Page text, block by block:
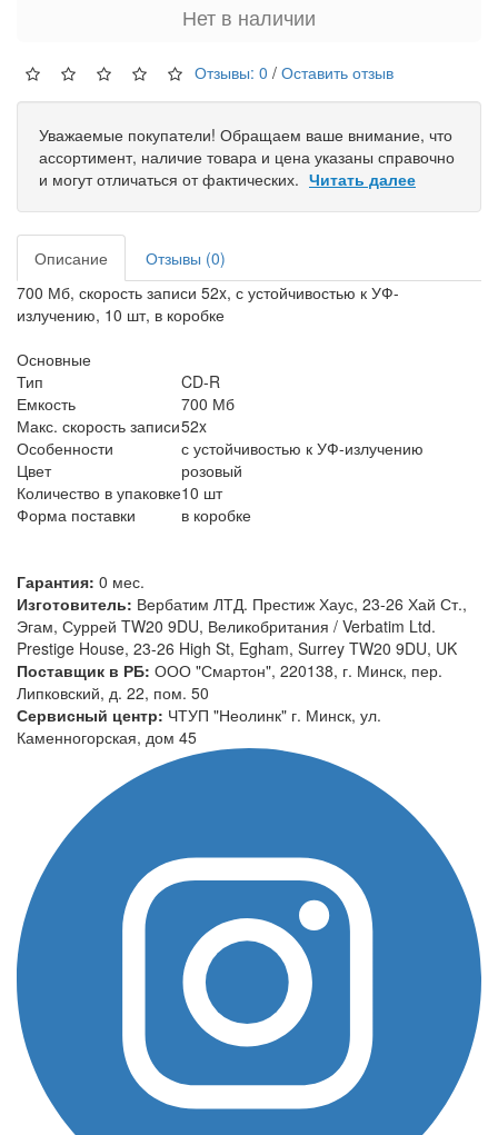
Нет в наличии
Отзывы: 0 / Оставить отзыв
Уважаемые покупатели! Обращаем ваше внимание, что
ассортимент, наличие товара и цена указаны справочно
и могут отличаться от фактических. Читать далее
Описание
Отзывы (0)
700 Мб, скорость записи 52x, с устойчивостью к УФ-
излучению, 10 шт, в коробке
Основные
Тип
CD-R
Емкость
700 Мб
Макс. скорость записи52x
Особенности
с устойчивостью к УФ-излучению
Цвет
розовый
Количество в упаковке10 шт
Форма поставки
в коробке
Гарантия: 0 мес.
Изготовитель: Вербатим ЛТД. Престиж Хаус, 23-26 Хай Ст.,
Эгам, Суррей TW20 9DU, Великобритания / Verbatim Ltd.
Prestige House, 23-26 High St, Egham, Surrey TW20 9DU, UK
Поставщик в РБ: ООО "Смартон", 220138, г. Минск, пер.
Липковский, д. 22, пом. 50
Сервисный центр: ЧТУП "Неолинк" г. Минск, ул.
Каменногорская, дом 45